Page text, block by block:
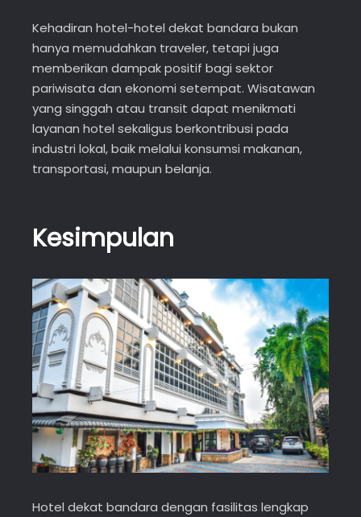
Kehadiran hotel-hotel dekat bandara bukan
hanya memudahkan traveler, tetapi juga
memberikan dampak positif bagi sektor
pariwisata dan ekonomi setempat. Wisatawan
yang singgah atau transit dapat menikmati
layanan hotel sekaligus berkontribusi pada
industri lokal, baik melalui konsumsi makanan,
transportasi, maupun belanja.
Kesimpulan
Hotel dekat bandara dengan fasilitas lengkap